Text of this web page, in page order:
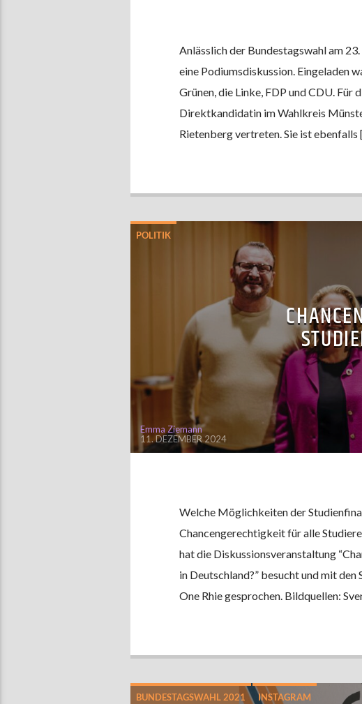
Anlässlich der Bundestagswahl am
eine Podiumsdiskussion. Eingeladen
Grünen, die Linke, FDP und CDU. Für
Direktkandidatin im Wahlkreis
Rietenberg vertreten. Sie ist
POLITIK
Emma Ziemann
11. DEZEMBER 2024
Welche Möglichkeiten der
Chancengerechtigkeit für alle
hat die Diskussionsveranstaltung
in Deutschland?” besucht und mit
One Rhie gesprochen. Bildquellen:
BUNDESTAGSWAHL 2021 INSTAGRAM